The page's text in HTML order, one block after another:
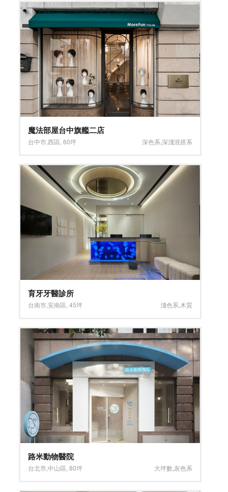
魔法部屋台中旗艦二店
台中市,西區 ,60坪 深色系 深淺混搭系
育牙牙醫診所
台南市,安南區 ,45坪 淺色系 木質
路米動物醫院
台北市,中山區 ,80坪 大坪數 灰色系